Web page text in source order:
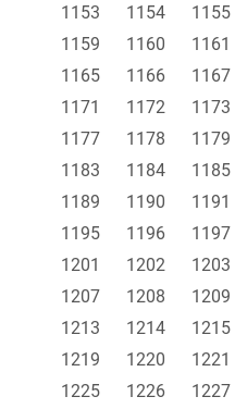
1153 1154 1155
1159
1160 1161
1165
1166 1167
1171
1172 1173
1177
1178 1179
1183
1184 1185
1189
1190 1191
1195
1196 1197
1201
1202 1203
1207
1208 1209
1213
1214 1215
1219
1220 1221
1225
1226 1227